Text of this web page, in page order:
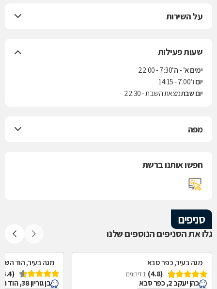
על השירות
שעות פעילות
ימים א' - ה'7:30 - 22:00
יום ו'7:00 - 14:15
יום שבתמצאת השבת - 22:30
מפה
חפשו אותנו ברשת
סניפים
גלו את הסניפים הנוספים שלנו
מגה בעיר, כפר סבא
(4.8)
1 דירוגים
כהן יעקב 2, כפר סבא
מגה בעיר, הוד
(4.4)
בן גוריון 38, הוד השרון